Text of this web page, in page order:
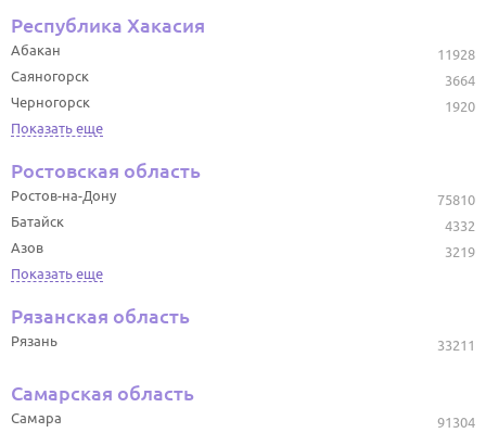
Республика Хакасия
11928
Абакан
3664
Саяногорск
1920
Черногорск
Показать еще
Ростовская область
75810
Ростов-на-Дону
4332
Батайск
3219
Азов
Показать еще
Рязанская область
33211
Рязань
Самарская область
91304
Самара